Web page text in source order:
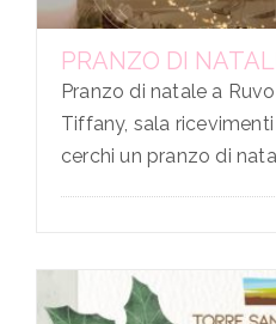
PRANZO DI
Pranzo di natale a
Tiffany, sala
cerchi un pranzo di